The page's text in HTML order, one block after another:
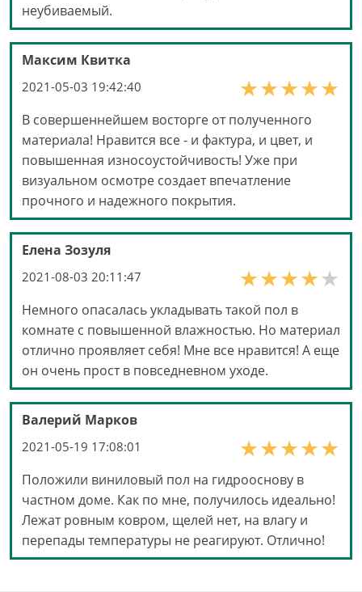
неубиваемый.
Максим Квитка
2021-05-03 19:42:40
В совершеннейшем восторге от полученного
материала! Нравится все - и фактура, и цвет, и
повышенная износоустойчивость! Уже при
визуальном осмотре создает впечатление
прочного и надежного покрытия.
Елена Зозуля
2021-08-03 20:11:47
Немного опасалась укладывать такой пол в
комнате с повышенной влажностью. Но материал
отлично проявляет себя! Мне все нравится! А еще
он очень прост в повседневном уходе.
Валерий Марков
2021-05-19 17:08:01
Положили виниловый пол на гидрооснову в
частном доме. Как по мне, получилось идеально!
Лежат ровным ковром, щелей нет, на влагу и
перепады температуры не реагируют. Отлично!